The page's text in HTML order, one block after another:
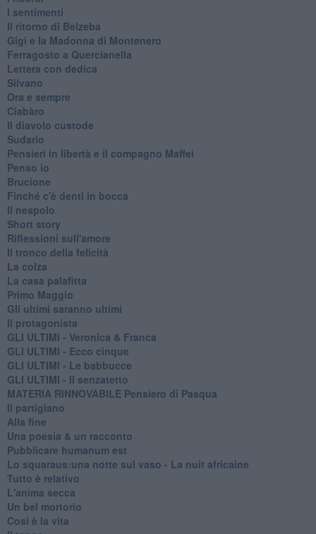
I sentimenti
Il ritorno di Belzeba
Gigi e la Madonna di Montenero
Ferragosto a Quercianella
Lettera con dedica
Silvano
Ora e sempre
Ciabàro
Il diavolo custode
Sudario
Pensieri in libertà e il compagno Maffei
Penso io
Brucione
Finché c'è denti in bocca
Il nespolo
Short story
Riflessioni sull'amore
Il tronco della felicità
La colza
La casa palafitta
Primo Maggio
Gli ultimi saranno ultimi
Il protagonista
GLI ULTIMI - Veronica & Franca
GLI ULTIMI - Ecco cinque
GLI ULTIMI - Le babbucce
GLI ULTIMI - Il senzatetto
MATERIA RINNOVABILE Pensiero di Pasqua
Il partigiano
Alla fine
Una poesia & un racconto
Pubblicare humanum est
Lo squaraus:una notte sul vaso - La nuit africaine
Tutto è relativo
L'anima secca
Un bel mortorio
Cosi è la vita